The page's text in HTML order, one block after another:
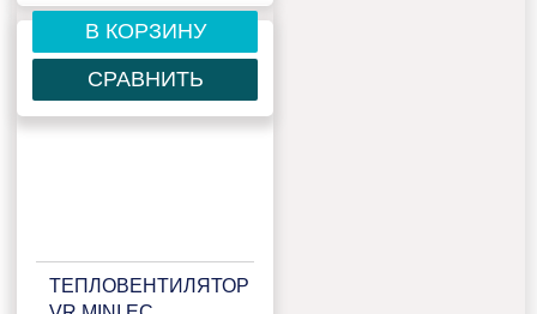
В КОРЗИНУ
СРАВНИТЬ
ТЕПЛОВЕНТИЛЯТОР